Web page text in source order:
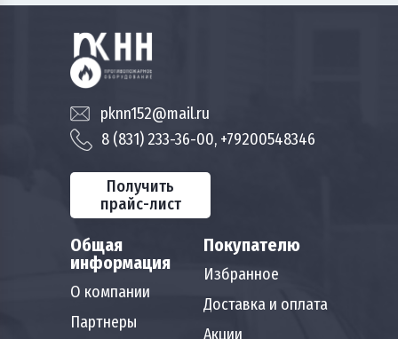
Общая
информация
О компании
Партнеры
Покупателю
Избранное
Доставка и оплата
Акции
pknn152@mail.ru
8 (831) 233-36-00, +79200548346
Получить
прайс-лист